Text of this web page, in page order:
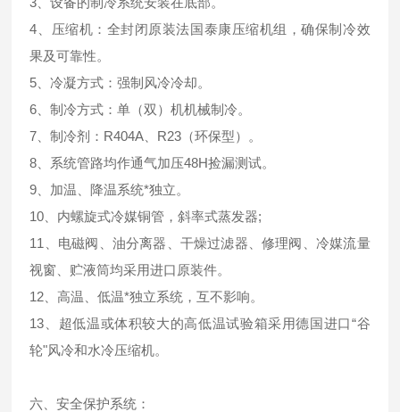
4、压缩机：全封闭原装法国泰康压缩机组，确保制冷效
果及可靠性。
5、冷凝方式：强制风冷冷却。
6、制冷方式：单（双）机机械制冷。
7、制冷剂：R404A、R23（环保型）。
8、系统管路均作通气加压48H捡漏测试。
9、加温、降温系统*独立。
10、内螺旋式冷媒铜管，斜率式蒸发器;
11、电磁阀、油分离器、干燥过滤器、修理阀、冷媒流量
视窗、贮液筒均采用进口原装件。
12、高温、低温*独立系统，互不影响。
13、超低温或体积较大的高低温试验箱采用德国进口“谷
轮"风冷和水冷压缩机。
六、安全保护系统：